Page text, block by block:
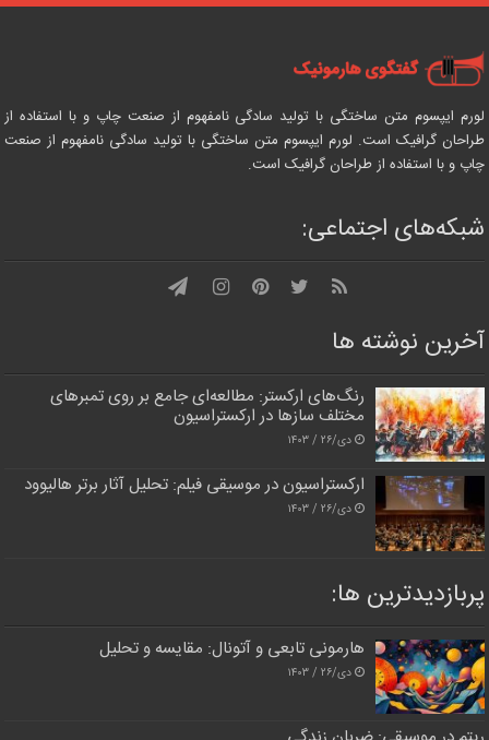
لورم ایپسوم متن ساختگی با تولید سادگی نامفهوم از صنعت چاپ و با استفاده از
طراحان گرافیک است. لورم ایپسوم متن ساختگی با تولید سادگی نامفهوم از صنعت
چاپ و با استفاده از طراحان گرافیک است.
شبکه‌های اجتماعی:
آخرین نوشته ها
رنگ‌های ارکستر: مطالعه‌ای جامع بر روی تمبرهای
مختلف سازها در ارکستراسیون
دی/۲۶ / ۱۴۰۳
ارکستراسیون در موسیقی فیلم: تحلیل آثار برتر هالیوود
دی/۲۶ / ۱۴۰۳
پربازدیدترین‌ ها:
هارمونی تابعی و آتونال: مقایسه و تحلیل
دی/۲۶ / ۱۴۰۳